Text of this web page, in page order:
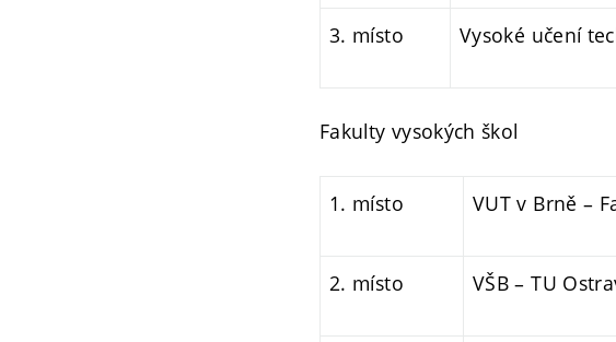
3. místo Vysoké učení
Fakulty vysokých škol
1. místo VUT v Brně –
2. místo VŠB – TU